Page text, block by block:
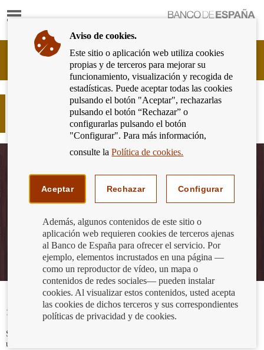
Mostrar
Ir
página
de
inicio
del
Banco
de
España
Cliente
Bancario
Banco
España
Eurosistema,
Vas a sacar dinero del cajero ¿Te
cobrarán comisiones?
10/08/2020
Sí, es muy posible. El cobro de comisiones cuando dispones de efectivo en
un cajero está establecido de la siguiente manera:
Aviso de cookies.
Este sitio o aplicación web utiliza cookies
propias y de terceros para mejorar su
funcionamiento, visualización y recogida de
estadísticas. Puede aceptar todas las cookies
pulsando el botón "Aceptar", rechazarlas
pulsando el botón “Rechazar” o
configurarlas pulsando el botón
"Configurar". Para más información,
consulte laPolítica de cookies.
Aceptar Rechazar Configurar
Además, algunos contenidos de este sitio o
aplicación web requieren cookies de terceros ajenas
al Banco de España para ofrecer el servicio. Por
ejemplo, elementos incrustados en una página —
como un reproductor de vídeo, un mapa o
contenidos de redes sociales— pueden instalar
cookies. Al visualizar estos contenidos, usted acepta
las cookies de dichos terceros y sus correspondientes
políticas de privacidad y de cookies.